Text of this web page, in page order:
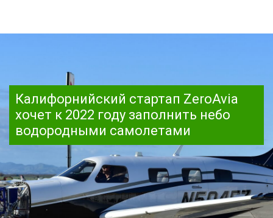
Калифорнийский стартап ZeroAvia
хочет к 2022 году заполнить небо
водородными самолетами